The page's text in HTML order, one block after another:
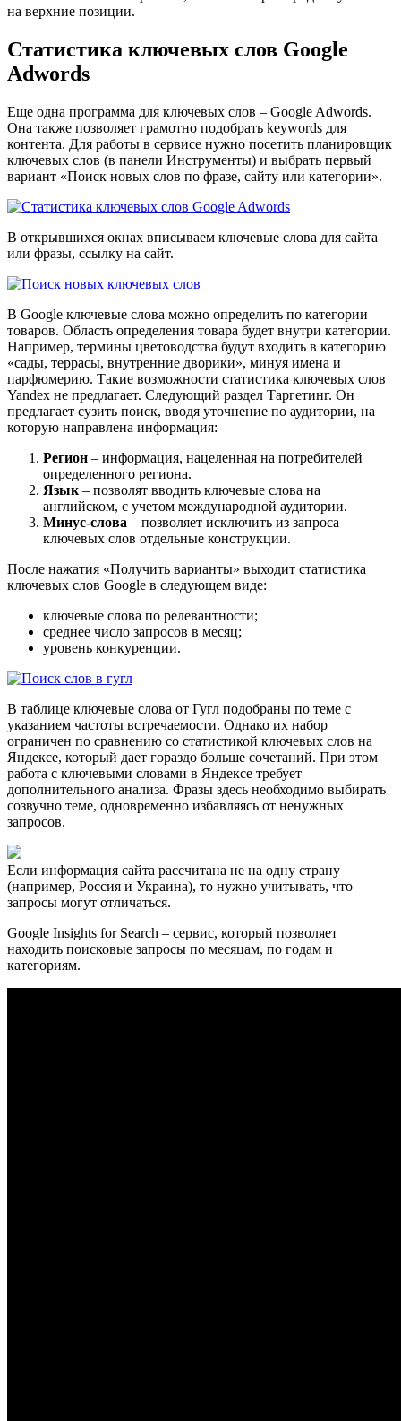
на верхние позиции.
Статистика ключевых слов Google
Adwords
Еще одна программа для ключевых слов – Google Adwords.
Она также позволяет грамотно подобрать keywords для
контента. Для работы в сервисе нужно посетить планировщик
ключевых слов (в панели Инструменты) и выбрать первый
вариант «Поиск новых слов по фразе, сайту или категории».
В открывшихся окнах вписываем ключевые слова для сайта
или фразы, ссылку на сайт.
В Google ключевые слова можно определить по категории
товаров. Область определения товара будет внутри категории.
Например, термины цветоводства будут входить в категорию
«сады, террасы, внутренние дворики», минуя имена и
парфюмерию. Такие возможности статистика ключевых слов
Yandex не предлагает. Следующий раздел Таргетинг. Он
предлагает сузить поиск, вводя уточнение по аудитории, на
которую направлена информация:
Регион – информация, нацеленная на потребителей
определенного региона.
Язык – позволят вводить ключевые слова на
английском, с учетом международной аудитории.
Минус-слова – позволяет исключить из запроса
ключевых слов отдельные конструкции.
После нажатия «Получить варианты» выходит статистика
ключевых слов Google в следующем виде:
ключевые слова по релевантности;
среднее число запросов в месяц;
уровень конкуренции.
В таблице ключевые слова от Гугл подобраны по теме с
указанием частоты встречаемости. Однако их набор
ограничен по сравнению со статистикой ключевых слов на
Яндексе, который дает гораздо больше сочетаний. При этом
работа с ключевыми словами в Яндексе требует
дополнительного анализа. Фразы здесь необходимо выбирать
созвучно теме, одновременно избавляясь от ненужных
запросов.
Если информация сайта рассчитана не на одну страну
(например, Россия и Украина), то нужно учитывать, что
запросы могут отличаться.
Google Insights for Search – сервис, который позволяет
находить поисковые запросы по месяцам, по годам и
категориям.